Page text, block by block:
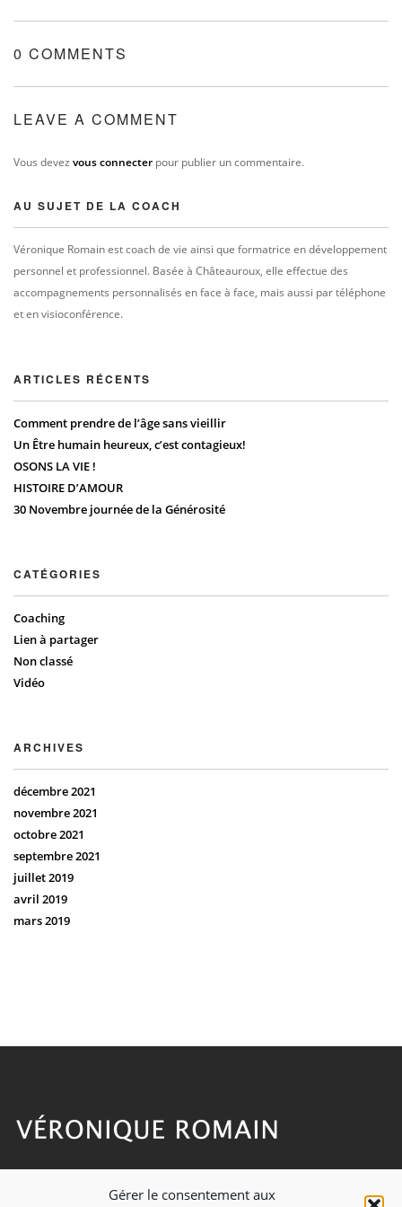
Gérer le consentement aux
0 COMMENTS
LEAVE A COMMENT
Vous devez vous connecter pour publier un commentaire.
AU SUJET DE LA COACH
Véronique Romain est coach de vie ainsi que formatrice en développement
personnel et professionnel. Basée à Châteauroux, elle effectue des
accompagnements personnalisés en face à face, mais aussi par téléphone
et en visioconférence.
ARTICLES RÉCENTS
Comment prendre de l’âge sans vieillir
Un Être humain heureux, c’est contagieux!
OSONS LA VIE !
HISTOIRE D’AMOUR
30 Novembre journée de la Générosité
CATÉGORIES
Coaching
Lien à partager
Non classé
Vidéo
ARCHIVES
décembre 2021
novembre 2021
octobre 2021
septembre 2021
juillet 2019
avril 2019
mars 2019